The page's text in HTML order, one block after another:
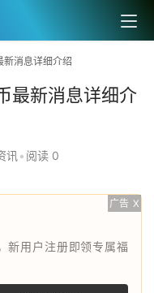
新消息详细介绍
最新消息详细介
讯 • 阅读 0
广告 X
新用户注册即领专属福